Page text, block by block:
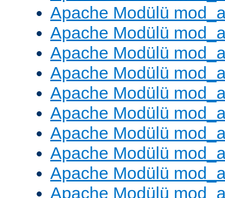
Apache Modülü
Apache Modülü
Apache Modülü
Apache Modülü
Apache Modülü
Apache Modülü
Apache Modülü
Apache Modülü
Apache Modülü
Apache Modülü